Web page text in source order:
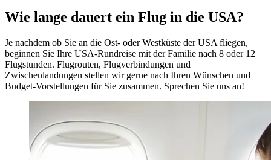
Wie lange dauert ein Flug in die USA?
Je nachdem ob Sie an die Ost- oder Westküste der USA fliegen,
beginnen Sie Ihre USA-Rundreise mit der Familie nach 8 oder 12
Flugstunden. Flugrouten, Flugverbindungen und
Zwischenlandungen stellen wir gerne nach Ihren Wünschen und
Budget-Vorstellungen für Sie zusammen. Sprechen Sie uns an!